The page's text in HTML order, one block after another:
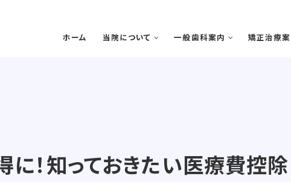
ホーム 当院について
理由 スタッフ紹介 医院案内
一般歯科案内
歯周病 虫歯・
矯正治療
当院で矯正治療を受けるメリット 矯正治療
！知っておきたい医療費控